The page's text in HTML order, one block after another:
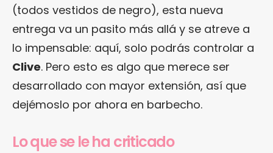
(todos vestidos de negro), esta nueva
entrega va un pasito más allá y se atreve a
lo impensable: aquí, solo podrás controlar a
Clive. Pero esto es algo que merece ser
desarrollado con mayor extensión, así que
dejémoslo por ahora en barbecho.
Lo que se le ha criticado